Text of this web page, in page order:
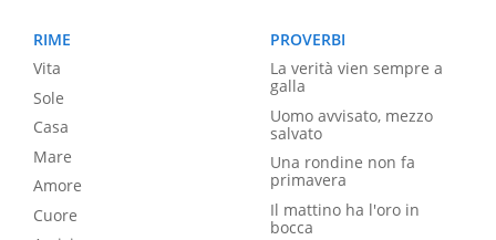
RIME
Vita
Sole
Casa
Mare
Amore
Cuore
PROVERBI
La verità vien sempre a
galla
Uomo avvisato, mezzo
salvato
Una rondine non fa
primavera
Il mattino ha l'oro in
bocca